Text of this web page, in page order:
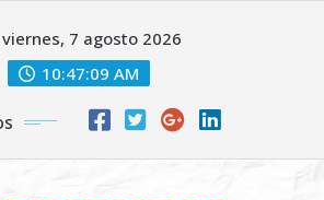
viernes, 7 agosto 2026
10:47:11 AM